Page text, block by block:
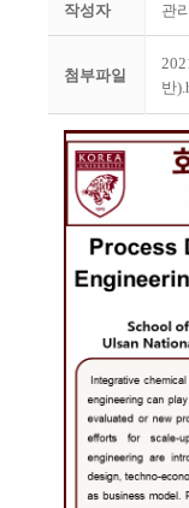
작성자 관
첨부파일
반